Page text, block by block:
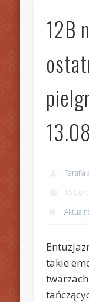
12B
Parafia
15
takie